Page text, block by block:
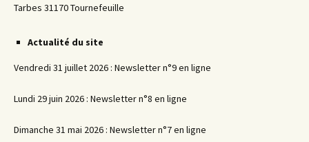
Tarbes 31170 Tournefeuille
Actualité du site
Vendredi 31 juillet 2026 : Newsletter n°9 en ligne
Lundi 29 juin 2026 : Newsletter n°8 en ligne
Dimanche 31 mai 2026 : Newsletter n°7 en ligne